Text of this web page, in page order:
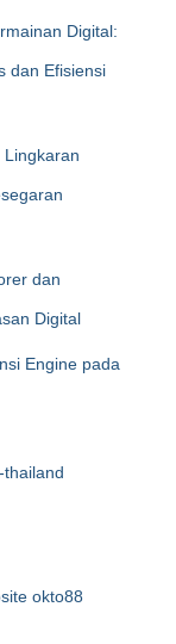
Digital:
dan Efisiensi
dan
Digital
Engine pada
okto88